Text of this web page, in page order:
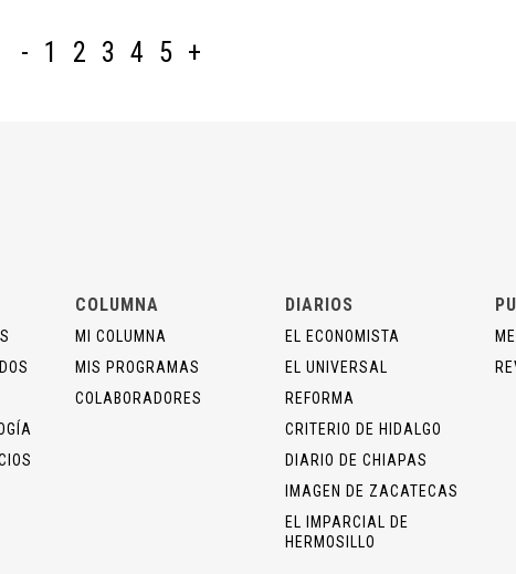
- 1 2 3 4 5 +
COLUMNA
MI COLUMNA
MIS PROGRAMAS
COLABORADORES
DIARIOS
EL ECONOMISTA
EL UNIVERSAL
REFORMA
CRITERIO DE HIDALGO
DIARIO DE CHIAPAS
IMAGEN DE ZACATECAS
EL IMPARCIAL DE
HERMOSILLO